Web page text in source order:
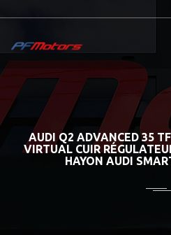
AUDI Q2 ADVANCED 35
VIRTUAL CUIR
HAYON AUDI